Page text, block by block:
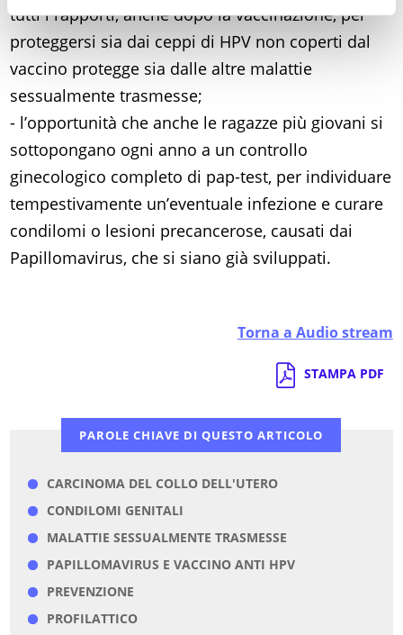
tutti i rapporti, anche dopo la vaccinazione, per
proteggersi sia dai ceppi di HPV non coperti dal
vaccino protegge sia dalle altre malattie
sessualmente trasmesse;
- l’opportunità che anche le ragazze più giovani si
sottopongano ogni anno a un controllo
ginecologico completo di pap-test, per individuare
tempestivamente un’eventuale infezione e curare
condilomi o lesioni precancerose, causati dai
Papillomavirus, che si siano già sviluppati.
Torna a Audio stream
STAMPA PDF
PAROLE CHIAVE DI QUESTO ARTICOLO
CARCINOMA DEL COLLO DELL'UTERO
CONDILOMI GENITALI
MALATTIE SESSUALMENTE TRASMESSE
PAPILLOMAVIRUS E VACCINO ANTI HPV
PREVENZIONE
PROFILATTICO